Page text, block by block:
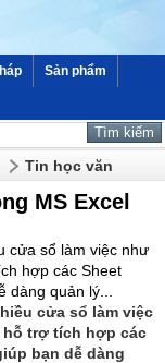
Sản phẩm
Tin học văn
MS Excel
cửa sổ làm việc như
hợp các Sheet
quản lý...
cửa sổ làm việc
hỗ trợ tích hợp các
bạn dễ dàng